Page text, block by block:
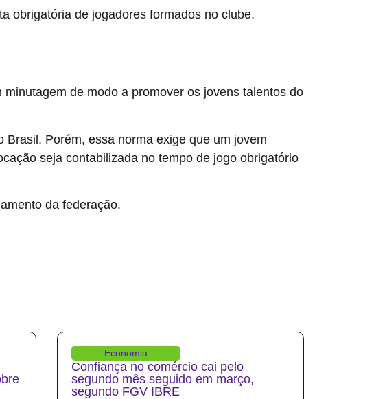
obrigatória de jogadores formados no clube.
de modo a promover os jovens talentos do
Porém, essa norma exige que um jovem
seja contabilizada no tempo de jogo obrigatório
da federação.
Economia
Confiança no comércio cai pelo
segundo mês seguido em março,
segundo FGV IBRE